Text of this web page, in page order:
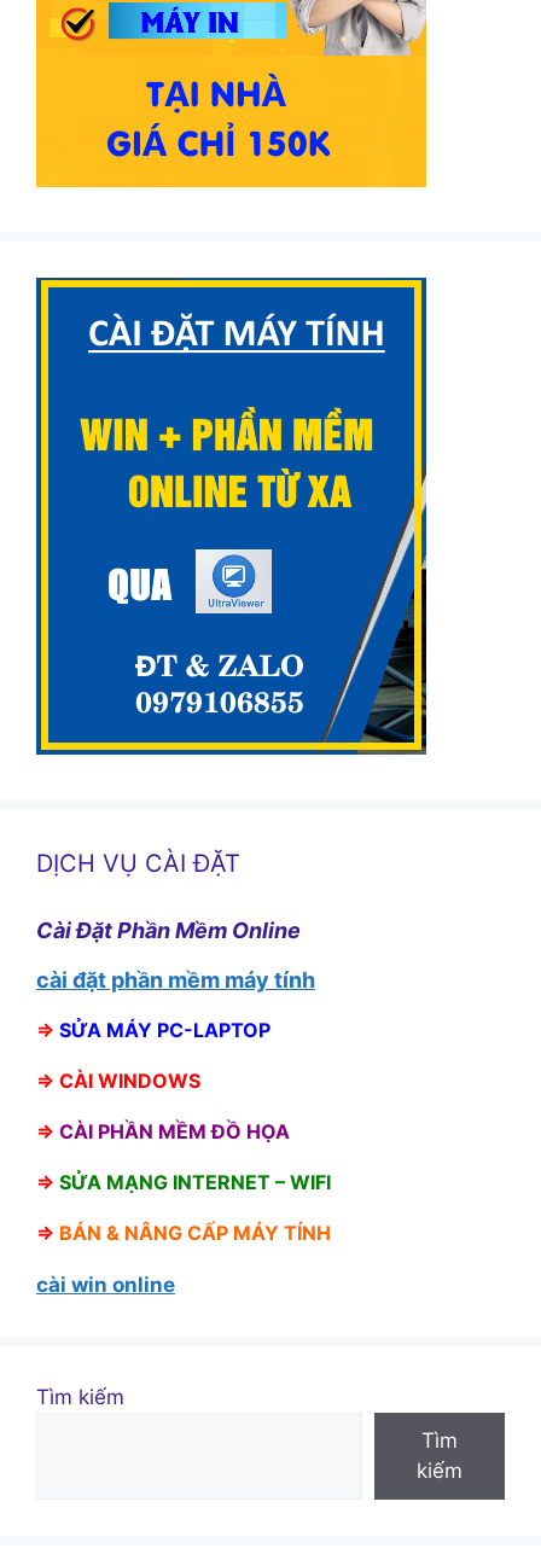
DỊCH VỤ CÀI ĐẶT
Cài Đặt Phần Mềm Online
cài đặt phần mềm máy tính
⇒ SỬA MÁY PC-LAPTOP
⇒ CÀI WINDOWS
⇒ CÀI PHẦN MỀM ĐỒ HỌA
⇒ SỬA MẠNG INTERNET – WIFI
⇒ BÁN & NÂNG CẤP MÁY TÍNH
cài win online
Tìm kiếm
Tìm
kiếm